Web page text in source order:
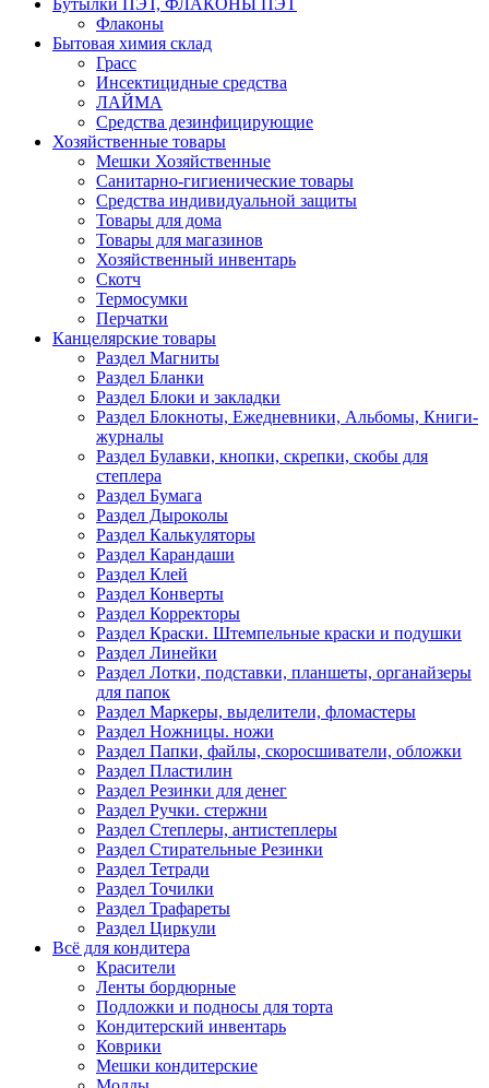
Бутылки ПЭТ, ФЛАКОНЫ ПЭТ
Флаконы
Бытовая химия склад
Грасс
Инсектицидные средства
ЛАЙМА
Средства дезинфицирующие
Хозяйственные товары
Мешки Хозяйственные
Санитарно-гигиенические товары
Средства индивидуальной защиты
Товары для дома
Товары для магазинов
Хозяйственный инвентарь
Скотч
Термосумки
Перчатки
Канцелярские товары
Раздел Магниты
Раздел Бланки
Раздел Блоки и закладки
Раздел Блокноты, Ежедневники, Альбомы, Книги-
журналы
Раздел Булавки, кнопки, скрепки, скобы для
степлера
Раздел Бумага
Раздел Дыроколы
Раздел Калькуляторы
Раздел Карандаши
Раздел Клей
Раздел Конверты
Раздел Корректоры
Раздел Краски. Штемпельные краски и подушки
Раздел Линейки
Раздел Лотки, подставки, планшеты, органайзеры
для папок
Раздел Маркеры, выделители, фломастеры
Раздел Ножницы. ножи
Раздел Папки, файлы, скоросшиватели, обложки
Раздел Пластилин
Раздел Резинки для денег
Раздел Ручки. стержни
Раздел Степлеры, антистеплеры
Раздел Стирательные Резинки
Раздел Тетради
Раздел Точилки
Раздел Трафареты
Раздел Циркули
Всё для кондитера
Красители
Ленты бордюрные
Подложки и подносы для торта
Кондитерский инвентарь
Коврики
Мешки кондитерские